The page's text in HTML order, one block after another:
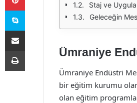
Staj ve
Geleceğin
Ümraniye
Ümraniye Endüstri
bir eğitim kurumu
olan eğitim
Skype
E-Posta ile paylaş